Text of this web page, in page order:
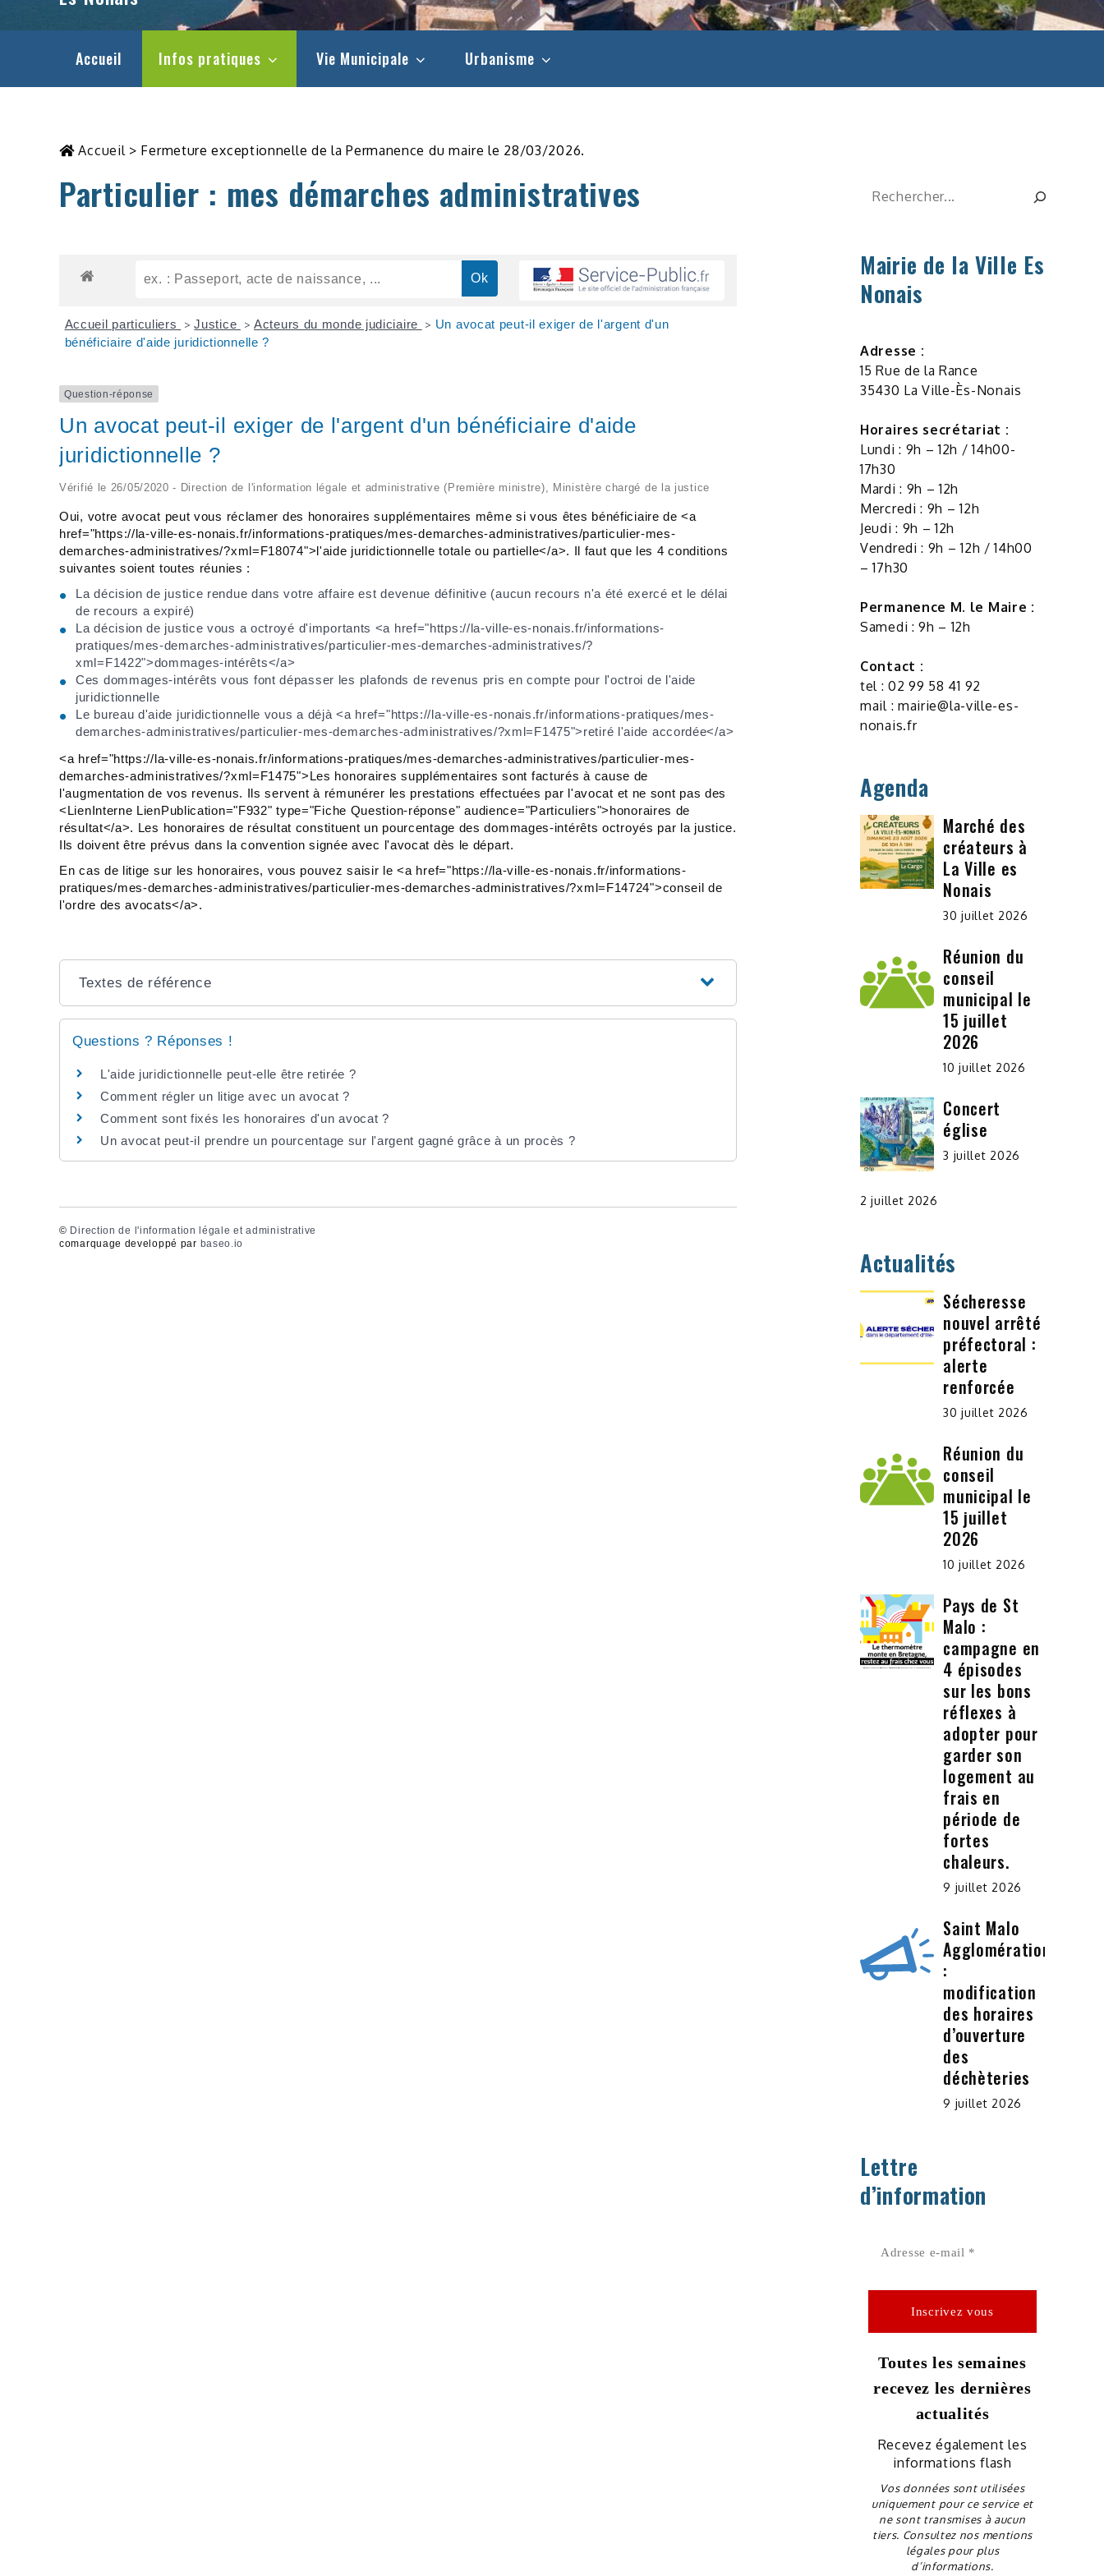
Accueil Infos pratiques Vie Municipale Urbanisme
Accueil> Fermeture exceptionnelle de la Permanence du maire le 28/03/2026.
Particulier : mes démarches administratives
Accueil particuliers > Justice > Acteurs du monde judiciaire > Un avocat peut-il exiger de l'argent d'un
bénéficiaire d'aide juridictionnelle ?
Question-réponse
Un avocat peut-il exiger de l'argent d'un bénéficiaire d'aide
juridictionnelle ?
Vérifié le 26/05/2020 - Direction de l'information légale et administrative (Première ministre), Ministère chargé de la justice
Oui, votre avocat peut vous réclamer des honoraires supplémentaires même si vous êtes bénéficiaire de <a
href="https://la-ville-es-nonais.fr/informations-pratiques/mes-demarches-administratives/particulier-mes-
demarches-administratives/?xml=F18074">l'aide juridictionnelle totale ou partielle</a>. Il faut que les 4 conditions
suivantes soient toutes réunies :
La décision de justice rendue dans votre affaire est devenue définitive (aucun recours n'a été exercé et le délai
de recours a expiré)
La décision de justice vous a octroyé d'importants <a href="https://la-ville-es-nonais.fr/informations-
pratiques/mes-demarches-administratives/particulier-mes-demarches-administratives/?
xml=F1422">dommages-intérêts</a>
Ces dommages-intérêts vous font dépasser les plafonds de revenus pris en compte pour l'octroi de l'aide
juridictionnelle
Le bureau d'aide juridictionnelle vous a déjà <a href="https://la-ville-es-nonais.fr/informations-pratiques/mes-
demarches-administratives/particulier-mes-demarches-administratives/?xml=F1475">retiré l'aide accordée</a>
<a href="https://la-ville-es-nonais.fr/informations-pratiques/mes-demarches-administratives/particulier-mes-
demarches-administratives/?xml=F1475">Les honoraires supplémentaires sont facturés à cause de
l'augmentation de vos revenus. Ils servent à rémunérer les prestations effectuées par l'avocat et ne sont pas des
<LienInterne LienPublication="F932" type="Fiche Question-réponse" audience="Particuliers">honoraires de
résultat</a>. Les honoraires de résultat constituent un pourcentage des dommages-intérêts octroyés par la justice.
Ils doivent être prévus dans la convention signée avec l'avocat dès le départ.
En cas de litige sur les honoraires, vous pouvez saisir le <a href="https://la-ville-es-nonais.fr/informations-
pratiques/mes-demarches-administratives/particulier-mes-demarches-administratives/?xml=F14724">conseil de
l'ordre des avocats</a>.
Textes de référence
Questions ? Réponses !
L'aide juridictionnelle peut-elle être retirée ?
Comment régler un litige avec un avocat ?
Comment sont fixés les honoraires d'un avocat ?
Un avocat peut-il prendre un pourcentage sur l'argent gagné grâce à un procès ?
© Direction de l'information légale et administrative
comarquage developpé par baseo.io
Rechercher
Mairie de la Ville Es
Nonais
Adresse :
15 Rue de la Rance
35430 La Ville-Ès-Nonais
Horaires secrétariat :
Lundi : 9h – 12h / 14h00-
17h30
Mardi : 9h – 12h
Mercredi : 9h – 12h
Jeudi : 9h – 12h
Vendredi : 9h – 12h / 14h00
– 17h30
Permanence M. le Maire :
Samedi : 9h – 12h
Contact :
tel : 02 99 58 41 92
mail : mairie@la-ville-es-
nonais.fr
Agenda
Marché des
créateurs à
La Ville es
Nonais
30 juillet 2026
Réunion du
conseil
municipal le
15 juillet
2026
10 juillet 2026
Concert
église
3 juillet 2026
2 juillet 2026
Actualités
Sécheresse
nouvel arrêté
préfectoral :
alerte
renforcée
30 juillet 2026
Réunion du
conseil
municipal le
15 juillet
2026
10 juillet 2026
Pays de St
Malo :
campagne en
4 épisodes
sur les bons
réflexes à
adopter pour
garder son
logement au
frais en
période de
fortes
chaleurs.
9 juillet 2026
Saint Malo
Agglomération
:
modification
des horaires
d’ouverture
des
déchèteries
9 juillet 2026
Lettre
d’information
Toutes les semaines
recevez les dernières
actualités
Recevez également les
informations flash
Vos données sont utilisées
uniquement pour ce service et
ne sont transmises à aucun
tiers. Consultez nos mentions
légales pour plus
d’informations.